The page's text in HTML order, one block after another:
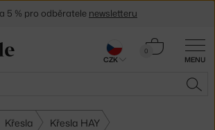
MENU
0
Košík
Křesla Křesla HAY
5 % pro odběratele newsletteru
CZK